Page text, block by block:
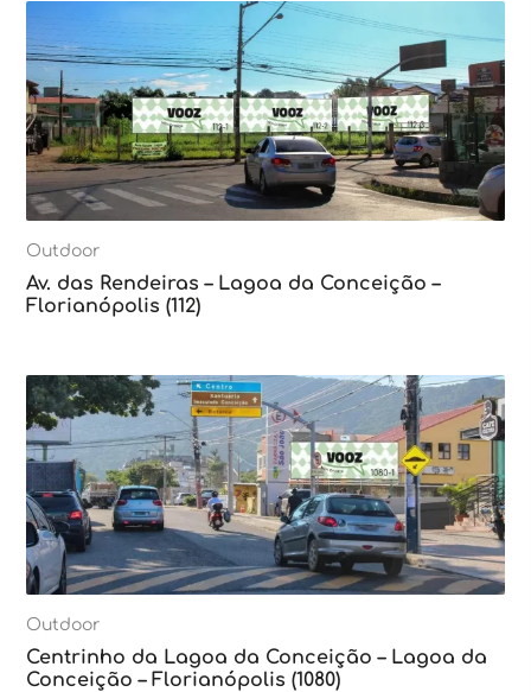
Outdoor
Av. das Rendeiras – Lagoa da Conceição –
Florianópolis (112)
Outdoor
Centrinho da Lagoa da Conceição – Lagoa da
Conceição – Florianópolis (1080)